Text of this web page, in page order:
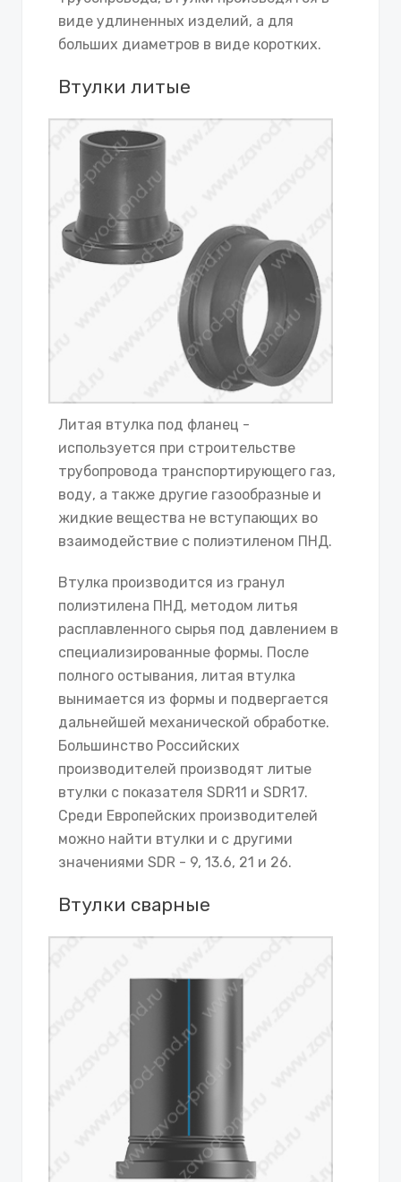
виде удлиненных изделий, а для
больших диаметров в виде коротких.
Втулки литые
Литая втулка под фланец -
используется при строительстве
трубопровода транспортирующего газ,
воду, а также другие газообразные и
жидкие вещества не вступающих во
взаимодействие с полиэтиленом ПНД.
Втулка производится из гранул
полиэтилена ПНД, методом литья
расплавленного сырья под давлением в
специализированные формы. После
полного остывания, литая втулка
вынимается из формы и подвергается
дальнейшей механической обработке.
Большинство Российских
производителей производят литые
втулки с показателя SDR11 и SDR17.
Среди Европейских производителей
можно найти втулки и с другими
значениями SDR - 9, 13.6, 21 и 26.
Втулки сварные